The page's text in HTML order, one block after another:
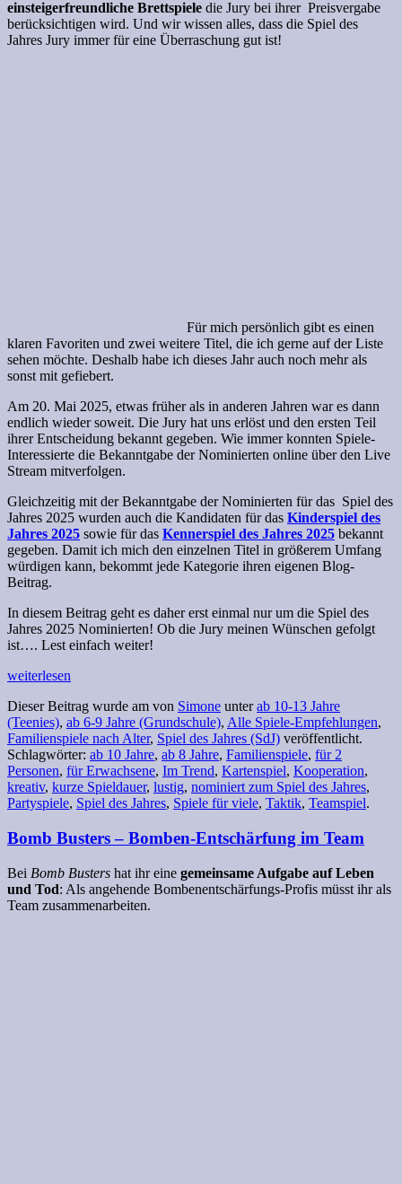
einsteigerfreundliche Brettspiele die Jury bei ihrer Preisvergabe
berücksichtigen wird. Und wir wissen alles, dass die Spiel des
Jahres Jury immer für eine Überraschung gut ist!
Für mich persönlich gibt es einen
klaren Favoriten und zwei weitere Titel, die ich gerne auf der Liste
sehen möchte. Deshalb habe ich dieses Jahr auch noch mehr als
sonst mit gefiebert.
Am 20. Mai 2025, etwas früher als in anderen Jahren war es dann
endlich wieder soweit. Die Jury hat uns erlöst und den ersten Teil
ihrer Entscheidung bekannt gegeben. Wie immer konnten Spiele-
Interessierte die Bekanntgabe der Nominierten online über den Live
Stream mitverfolgen.
Gleichzeitig mit der Bekanntgabe der Nominierten für das Spiel des
Jahres 2025 wurden auch die Kandidaten für das Kinderspiel des
Jahres 2025 sowie für das Kennerspiel des Jahres 2025 bekannt
gegeben. Damit ich mich den einzelnen Titel in größerem Umfang
würdigen kann, bekommt jede Kategorie ihren eigenen Blog-
Beitrag.
In diesem Beitrag geht es daher erst einmal nur um die Spiel des
Jahres 2025 Nominierten! Ob die Jury meinen Wünschen gefolgt
ist…. Lest einfach weiter!
weiterlesen
Dieser Beitrag wurde am von Simone unterab 10-13 Jahre
(Teenies), ab 6-9 Jahre (Grundschule), Alle Spiele-Empfehlungen,
Familienspiele nach Alter, Spiel des Jahres (SdJ) veröffentlicht.
Schlagwörter: ab 10 Jahre, ab 8 Jahre, Familienspiele, für 2
Personen, für Erwachsene, Im Trend, Kartenspiel, Kooperation,
kreativ, kurze Spieldauer, lustig, nominiert zum Spiel des Jahres,
Partyspiele, Spiel des Jahres, Spiele für viele, Taktik, Teamspiel.
Bomb Busters – Bomben-Entschärfung im Team
Bei Bomb Busters hat ihr eine gemeinsame Aufgabe auf Leben
und Tod: Als angehende Bombenentschärfungs-Profis müsst ihr als
Team zusammenarbeiten.